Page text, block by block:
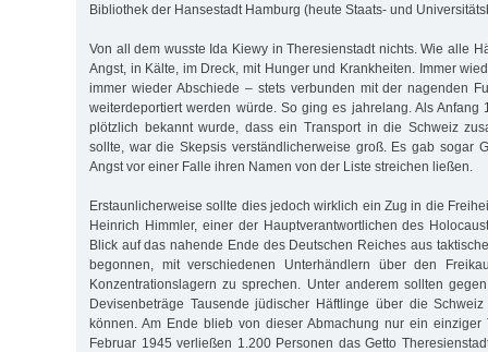
Bibliothek der Hansestadt Hamburg (heute Staats- und
Von all dem wusste Ida Kiewy in Theresienstadt nichts. Wie alle
Angst, in Kälte, im Dreck, mit Hunger und Krankheiten. Immer
immer wieder Abschiede – stets verbunden mit der nagenden
weiterdeportiert werden würde. So ging es jahrelang. Als Anfang
plötzlich bekannt wurde, dass ein Transport in die Schweiz
sollte, war die Skepsis verständlicherweise groß. Es gab sogar
Angst vor einer Falle ihren Namen von der Liste streichen ließen.
Erstaunlicherweise sollte dies jedoch wirklich ein Zug in die
Heinrich Himmler, einer der Hauptverantwortlichen des
Blick auf das nahende Ende des Deutschen Reiches aus
begonnen, mit verschiedenen Unterhändlern über den
Konzentrationslagern zu sprechen. Unter anderem sollten
Devisenbeträge Tausende jüdischer Häftlinge über die
können. Am Ende blieb von dieser Abmachung nur ein einziger
Februar 1945 verließen 1.200 Personen das Getto